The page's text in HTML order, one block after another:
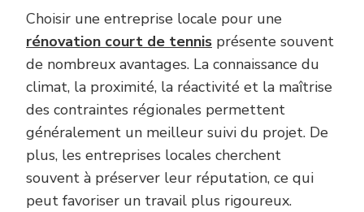
Choisir une entreprise locale pour une
rénovation court de tennis présente souvent
de nombreux avantages. La connaissance du
climat, la proximité, la réactivité et la maîtrise
des contraintes régionales permettent
généralement un meilleur suivi du projet. De
plus, les entreprises locales cherchent
souvent à préserver leur réputation, ce qui
peut favoriser un travail plus rigoureux.